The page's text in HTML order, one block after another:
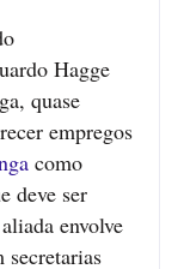
Hagge
quase
empregos
como
deve ser
envolve
secretarias